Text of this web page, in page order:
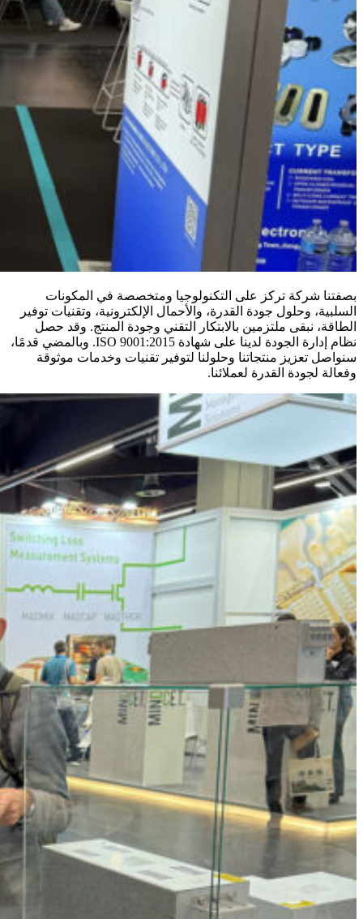
بصفتنا شركة تركز على التكنولوجيا ومتخصصة في المكونات
السلبية، وحلول جودة القدرة، والأحمال الإلكترونية، وتقنيات توفير
الطاقة، نبقى ملتزمين بالابتكار التقني وجودة المنتج. وقد حصل
نظام إدارة الجودة لدينا على شهادة ISO 9001:2015. وبالمضي قدمًا،
سنواصل تعزيز منتجاتنا وحلولنا لتوفير تقنيات وخدمات موثوقة
وفعالة لجودة القدرة لعملائنا.